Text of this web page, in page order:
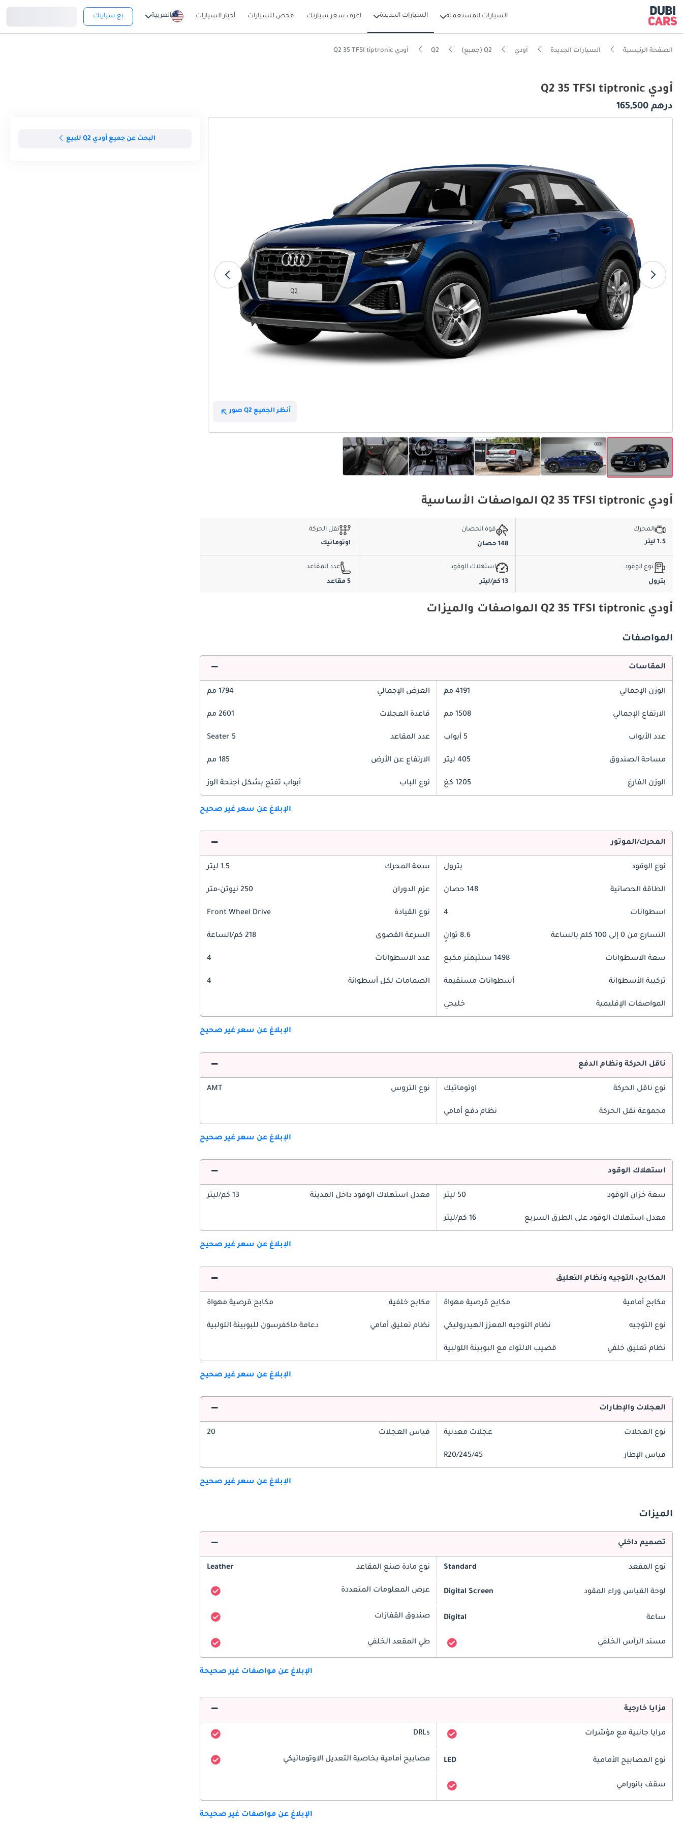
السيارات المستعملة السيارات الجديدة اعرف سعر سيارتك فحص للسيارات أخبار السيارات العربية بع سيارتك
الصفحة الرئيسية السيارات الجديدة أودي Q2 (جميع) Q2 أودي Q2 35 TFSI tiptronic
أودي Q2 35 TFSI tiptronic
درهم 165,500
أنظر الجميع Q2 صور
البحث عن جميع أودي Q2 للبيع
أودي Q2 35 TFSI tiptronic المواصفات الأساسية
المحرك
1.5 ليتر
قوة الحصان
148 حصان
نقل الحركة
اوتوماتيك
نوع الوقود
بترول
استهلاك الوقود
13 كم/ليتر
عدد المقاعد
5 مقاعد
أودي Q2 35 TFSI tiptronic المواصفات والميزات
المواصفات
المقاسات
الوزن الإجمالي 4191 مم العرض الإجمالي 1794 مم
الارتفاع الإجمالي 1508 مم قاعدة العجلات 2601 مم
عدد الأبواب 5 أبواب عدد المقاعد 5 Seater
مساحة الصندوق 405 ليتر الارتفاع عن الأرض 185 مم
الوزن الفارغ 1205 كغ نوع الباب أبواب تفتح بشكل أجنحة الوز
الإبلاغ عن سعر غير صحيح
المحرك/الموتور
نوع الوقود بترول سعة المحرك 1.5 ليتر
الطاقة الحصانية 148 حصان عزم الدوران 250 نيوتن-متر
اسطوانات 4 نوع القيادة Front Wheel Drive
التسارع من 0 إلى 100 كلم بالساعة 8.6 ثوانٍ السرعة القصوى 218 كم/الساعة
سعة الاسطوانات 1498 سنتيمتر مكبع عدد الاسطوانات 4
تركيبة الأسطوانة أسطوانات مستقيمة الصمامات لكل أسطوانة 4
المواصفات الإقليمية خليجي
الإبلاغ عن سعر غير صحيح
ناقل الحركة ونظام الدفع
نوع ناقل الحركة اوتوماتيك نوع التروس AMT
مجموعة نقل الحركة نظام دفع أمامي
الإبلاغ عن سعر غير صحيح
استهلاك الوقود
سعة خزان الوقود 50 ليتر معدل استهلاك الوقود داخل المدينة 13 كم/ليتر
معدل استهلاك الوقود على الطرق السريع 16 كم/ليتر
الإبلاغ عن سعر غير صحيح
المكابح، التوجيه ونظام التعليق
مكابح أمامية مكابح قرصية مهواة مكابح خلفية مكابح قرصية مهواة
نوع التوجيه نظام التوجيه المعزز الهيدروليكي نظام تعليق أمامي دعامة ماكفرسون للبوبينة اللولبية
نظام تعليق خلفي قضيب الالتواء مع البوبينة اللولبية
الإبلاغ عن سعر غير صحيح
العجلات والإطارات
نوع العجلات عجلات معدنية قياس العجلات 20
قياس الإطار 245/45/R20
الإبلاغ عن سعر غير صحيح
الميزات
تصميم داخلي
نوع المقعد Standard نوع مادة صنع المقاعد Leather
لوحة القياس وراء المقود Digital Screen عرض المعلومات المتعددة
ساعة Digital صندوق القفازات
مسند الرأس الخلفي طي المقعد الخلفي
الإبلاغ عن مواصفات غير صحيحة
مزايا خارجية
مرايا جانبية مع مؤشرات DRLs
نوع المصابيح الأمامية LED مصابيح أمامية بخاصية التعديل الاوتوماتيكي
سقف بانورامي
الإبلاغ عن مواصفات غير صحيحة